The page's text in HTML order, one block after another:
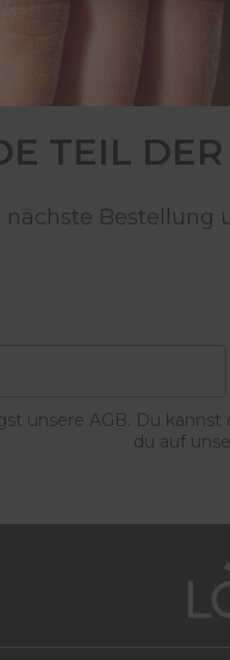
TEIL
nächste
unsere AGB. Du
du auf